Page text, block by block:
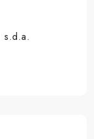
s.d.a.